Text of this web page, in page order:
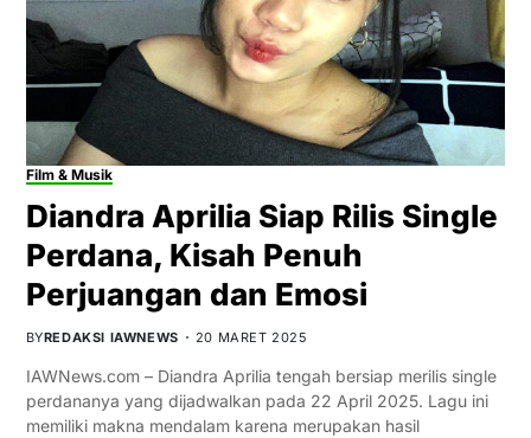
Film & Musik
Diandra Aprilia Siap Rilis Single
Perdana, Kisah Penuh
Perjuangan dan Emosi
BYREDAKSI IAWNEWS 20 MARET 2025
IAWNews.com – Diandra Aprilia tengah bersiap merilis single
perdananya yang dijadwalkan pada 22 April 2025. Lagu ini
memiliki makna mendalam karena merupakan hasil